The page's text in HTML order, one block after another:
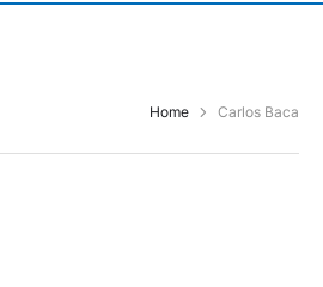
Home Carlos Baca